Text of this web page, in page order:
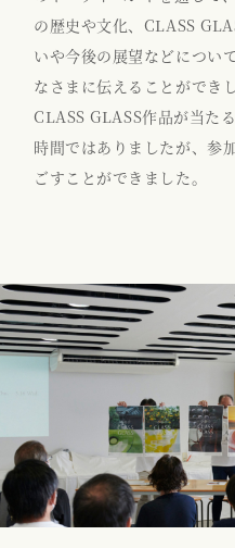
の歴史や文化、CLASS
いや今後の展望などについ
なさまに伝えることができ
CLASS GLASS作品が当た
時間ではありましたが、参
ごすことができました。